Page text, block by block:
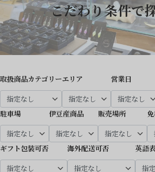
こだわり条件で
取扱商品カテゴリーエリア 営業日
駐車場 伊豆産商品 販売場所
ギフト包装可否 海外配送可否 英語